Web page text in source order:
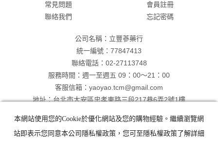
常見問題
聯絡我們
會員註冊
忘記密碼
公司名稱：立豐蔘藥行
統一編號：77847413
聯絡電話：02-27113748
服務時間：週一至週五 09：00～21：00
客服信箱：yaoyao.tcm@gmail.com
地址：台北市大安區忠孝東路三段217巷6弄2號1樓
本網站使用您的Cookie於優化網站及您的購物經驗。繼續瀏覽網
站即表示您同意本公司隱私權政策，您可至隱私權政策了解詳細